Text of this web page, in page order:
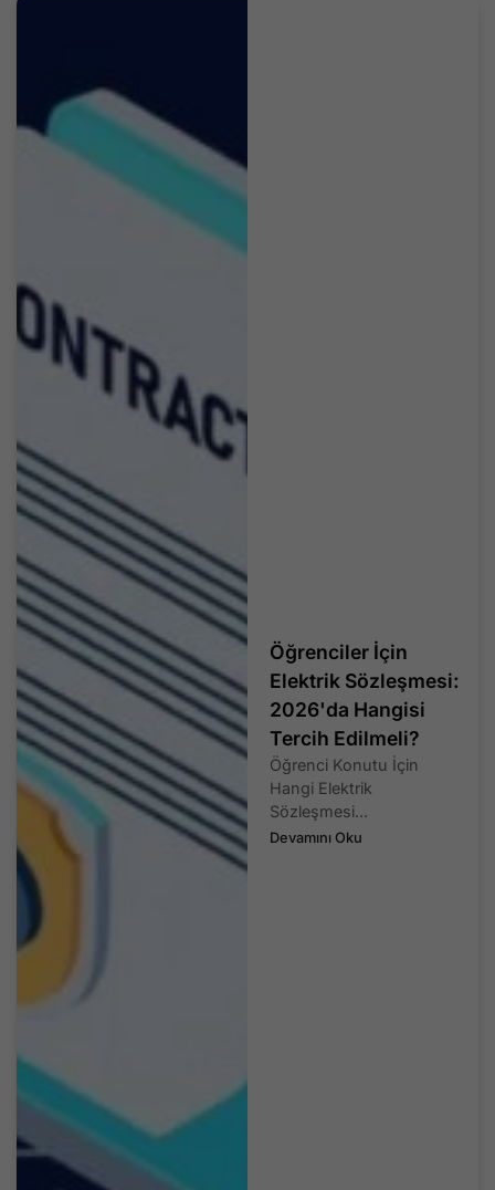
Öğrenciler İçin
Elektrik Sözleşmesi:
2026'da Hangisi
Tercih Edilmeli?
Öğrenci Konutu İçin
Hangi Elektrik
Sözleşmesi...
Devamını Oku